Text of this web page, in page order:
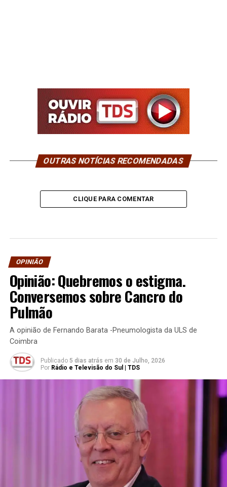
OUTRAS NOTÍCIAS RECOMENDADAS
CLIQUE PARA COMENTAR
OPINIÃO
Opinião: Quebremos o estigma.
Conversemos sobre Cancro do
Pulmão
A opinião de Fernando Barata -Pneumologista da ULS de
Coimbra
Publicado 5 dias atrás em 30 de Julho, 2026
Por Rádio e Televisão do Sul | TDS